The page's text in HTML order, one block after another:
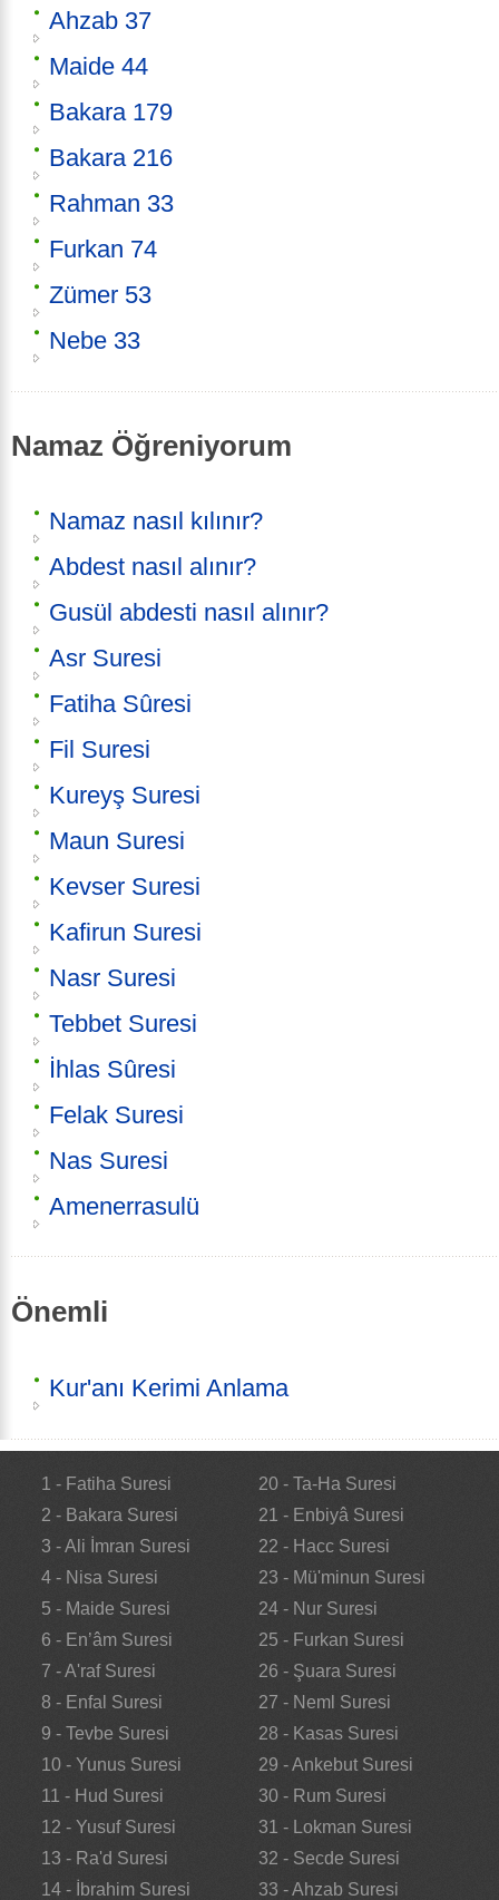
Ahzab 37
Maide 44
Bakara 179
Bakara 216
Rahman 33
Furkan 74
Zümer 53
Nebe 33
Namaz Öğreniyorum
Namaz nasıl kılınır?
Abdest nasıl alınır?
Gusül abdesti nasıl alınır?
Asr Suresi
Fatiha Sûresi
Fil Suresi
Kureyş Suresi
Maun Suresi
Kevser Suresi
Kafirun Suresi
Nasr Suresi
Tebbet Suresi
İhlas Sûresi
Felak Suresi
Nas Suresi
Amenerrasulü
Önemli
Kur'anı Kerimi Anlama
1 - Fatiha Suresi
2 - Bakara Suresi
3 - Ali İmran Suresi
4 - Nisa Suresi
5 - Maide Suresi
6 - En’âm Suresi
7 - A'raf Suresi
8 - Enfal Suresi
9 - Tevbe Suresi
10 - Yunus Suresi
11 - Hud Suresi
12 - Yusuf Suresi
13 - Ra'd Suresi
14 - İbrahim Suresi
20 - Ta-Ha Suresi
21 - Enbiyâ Suresi
22 - Hacc Suresi
23 - Mü'minun Suresi
24 - Nur Suresi
25 - Furkan Suresi
26 - Şuara Suresi
27 - Neml Suresi
28 - Kasas Suresi
29 - Ankebut Suresi
30 - Rum Suresi
31 - Lokman Suresi
32 - Secde Suresi
33 - Ahzab Suresi